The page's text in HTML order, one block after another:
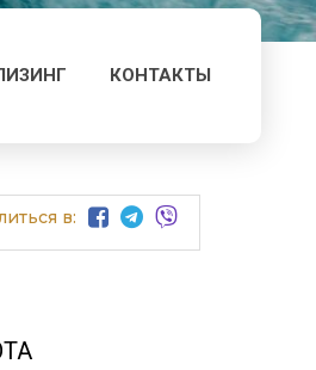
КОНТАКТЫ
в: